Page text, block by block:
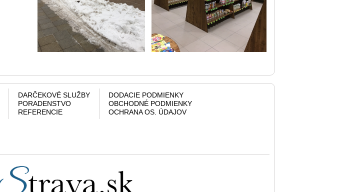
DARČEKOVÉ SLUŽBY
PORADENSTVO
REFERENCIE
DODACIE PODMIENKY
OBCHODNÉ PODMIENKY
OCHRANA OS. ÚDAJOV